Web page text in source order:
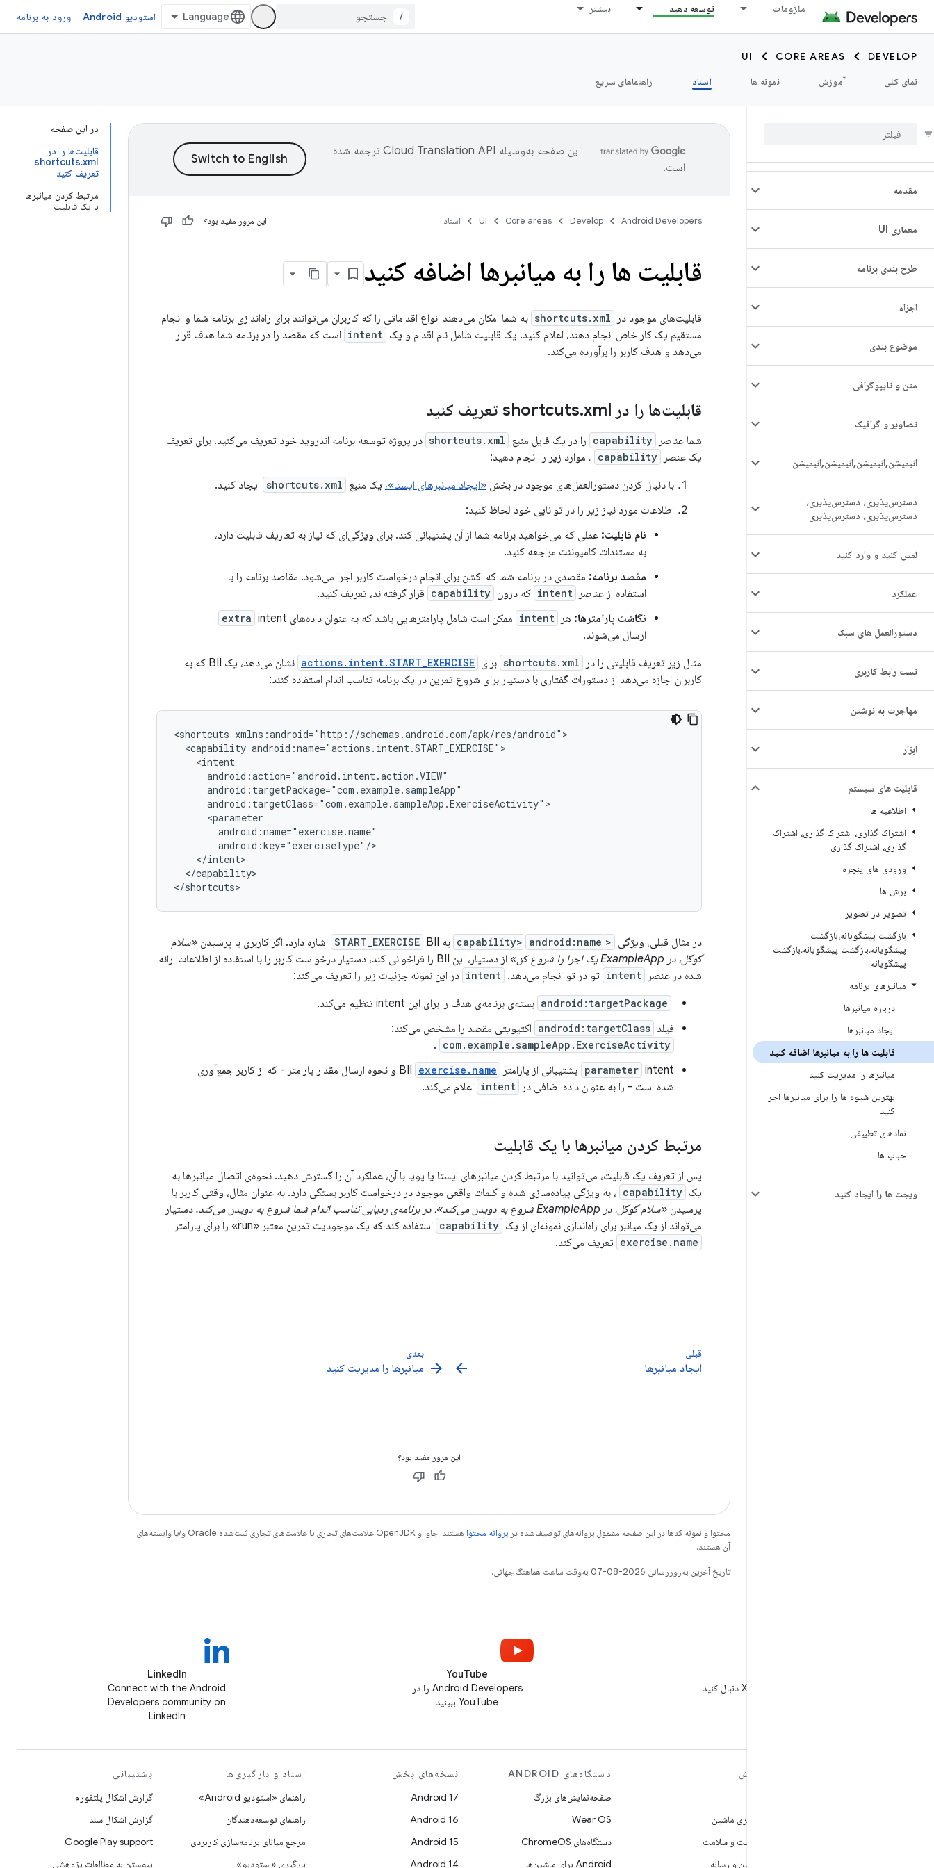
ملزومات توسعه دهید بیشتر
/ استودیو Android ورود به برنامه
DEVELOP
CORE AREAS
UI
نمای کلی
آموزش نمونه ها اسناد راهنماهای سریع
مقدمه
معماری UI
طرح بندی برنامه
اجزاء
موضوع بندی
متن و تایپوگرافی
تصاویر و گرافیک
انیمیشن,انیمیشن,انیمیشن,انیمیشن
دسترس‌پذیری، دسترس‌پذیری،
دسترس‌پذیری، دسترس‌پذیری
لمس کنید و وارد کنید
عملکرد
دستورالعمل های سبک
تست رابط کاربری
مهاجرت به نوشتن
ابزار
قابلیت های سیستم
اطلاعیه ها
اشتراک گذاری، اشتراک گذاری، اشتراک
گذاری، اشتراک گذاری
ورودی های پنجره
برش ها
تصویر در تصویر
بازگشت پیشگویانه،بازگشت
پیشگویانه،بازگشت پیشگویانه،بازگشت
پیشگویانه
میانبرهای برنامه
درباره میانبرها
ایجاد میانبرها
قابلیت ها را به میانبرها اضافه کنید
میانبرها را مدیریت کنید
بهترین شیوه ها را برای میانبرها اجرا
کنید
نمادهای تطبیقی
حباب ها
ویجت ها را ایجاد کنید
در این صفحه
قابلیت‌ها را در
shortcuts.xml
تعریف کنید
مرتبط کردن میانبرها
با یک قابلیت
این صفحه به‌وسیله
ترجمه شده
است.
Android Developers
Develop
Core areas
UI اسناد این مرور مفید بود؟
قابلیت ها را به میانبرها اضافه کنید
قابلیت‌های موجود در shortcuts.xml به شما امکان می‌دهند انواع اقداماتی را که کاربران می‌توانند برای راه‌اندازی برنامه شما و انجام
مستقیم یک کار خاص انجام دهند، اعلام کنید. یک قابلیت شامل نام اقدام و یک intent است که مقصد را در برنامه شما هدف قرار
می‌دهد و هدف کاربر را برآورده می‌کند.
قابلیت‌ها را در shortcuts .xml تعریف کنید
شما عناصر capability را در یک فایل منبع shortcuts.xml در پروژه توسعه برنامه اندروید خود تعریف می‌کنید. برای تعریف
یک عنصر
capability ، موارد زیر را انجام دهید:
با دنبال کردن دستورالعمل‌های موجود در بخش «ایجاد میانبرهای ایستا»، یک منبع shortcuts.xml ایجاد کنید.
اطلاعات مورد نیاز زیر را در توانایی خود لحاظ کنید:
نام قابلیت: عملی که می‌خواهید برنامه شما از آن پشتیبانی کند. برای ویژگی‌ای که نیاز به تعاریف قابلیت دارد،
به مستندات کامپوننت مراجعه کنید.
مقصد برنامه: مقصدی در برنامه شما که اکشن برای انجام درخواست کاربر اجرا می‌شود. مقاصد برنامه را با
استفاده از عناصر
intent که درون capability قرار گرفته‌اند، تعریف کنید.
نگاشت پارامترها: هر intent ممکن است شامل پارامترهایی باشد که به عنوان داده‌های extra intent
ارسال می‌شوند.
مثال زیر تعریف قابلیتی را در
shortcuts.xml برای actions.intent.START_EXERCISE
نشان می‌دهد، یک BII که به
کاربران اجازه می‌دهد از دستورات گفتاری با دستیار برای شروع تمرین در یک برنامه تناسب اندام استفاده کنند:
<shortcuts
<capability
</capability>
در مثال قبلی، ویژگی <capability>
android:name به START_EXERCISE BII اشاره دارد. اگر کاربری با پرسیدن
«سلام
گوگل، در ExampleApp یک اجرا را شروع کن»
از دستیار، این BII را فراخوانی کند، دستیار درخواست کاربر را با استفاده از اطلاعات ارائه
شده در عنصر
intent تو در تو انجام می‌دهد. intent در این نمونه جزئیات زیر را تعریف می‌کند:
android:targetPackage
فیلد android:targetClass اکتیویتی مقصد را مشخص می‌کند:
com.example.sampleApp.ExerciseActivity
.
parameter intent پشتیبانی از پارامتر BII exercise.name
و نحوه ارسال مقدار پارامتر - که از کاربر جمع‌آوری
شده است - را به عنوان داده اضافی در
intent اعلام می‌کند.
مرتبط کردن میانبرها با یک قابلیت
پس از تعریف یک قابلیت، می‌توانید با مرتبط کردن میانبرهای ایستا یا پویا با آن، عملکرد آن را گسترش دهید. نحوه‌ی اتصال میانبرها به
یک capability ، به ویژگی پیاده‌سازی شده و کلمات واقعی موجود در درخواست کاربر بستگی دارد. به عنوان مثال، وقتی کاربر با
پرسیدن «سلام گوگل، در ExampleApp شروع به دویدن می‌کند»، در برنامه‌ی ردیابی تناسب اندام شما شروع به دویدن می‌کند.
دستیار
می‌تواند از یک میانبر برای راه‌اندازی نمونه‌ای از یک capability استفاده کند که یک موجودیت تمرین معتبر «run» را برای پارامتر
exercise.name تعریف می‌کند.
قبلی
arrow_back ایجاد میانبرها
بعدی
میانبرها را مدیریت کنید arrow_forward
این مرور مفید بود؟
محتوا و نمونه کدها در این صفحه مشمول پروانه‌های توصیف‌شده در پروانه محتوا
هستند. جاوا و OpenJDK علامت‌های تجاری یا علامت‌های تجاری ثبت‌شده Oracle و/یا وابسته‌های
آن هستند.
تاریخ آخرین به‌روزرسانی 2026-08-07 به‌وقت ساعت هماهنگ جهانی.
YouTube
Android Developers را در
YouTube ببینید
LinkedIn
Connect with the Android
Developers community on
LinkedIn
کاوش
یادگیری ماشین
بهداشت و سلامت
دوربین و رسانه
دستگاه‌های ANDROID
صفحه‌نمایش‌های بزرگ
Wear OS
دستگاه‌های ChromeOS
Android برای ماشین‌ها
نسخه‌های پخش
Android 17
Android 16
Android 15
Android 14
اسناد و بارگیری‌ها
راهنمای «استودیو Android»
راهنمای توسعه‌دهندگان
مرجع میانای برنامه‌سازی کاربردی
بارگیری «استودیو»
پشتیبانی
گزارش اشکال پلتفورم
گزارش اشکال سند
Google Play support
پیوستن به مطالعات پژوهشی